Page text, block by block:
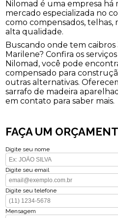
Nilomad é uma empresa há
mercado especializada no
como compensados, telhas,
alta qualidade.
Buscando onde tem caibros
Marilene? Confira os
Nilomad, você pode
compensado para
outras alternativas.
sarrafo de madeira
em contato para saber mais.
FAÇA UM
Digite seu nome
Digite seu email
Digite seu telefone
Mensagem